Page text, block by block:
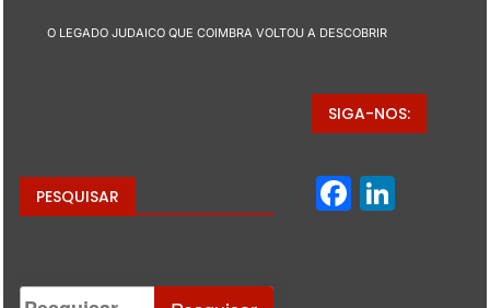
O LEGADO JUDAICO QUE COIMBRA VOLTOU A DESCOBRIR
PESQUISAR
SIGA-NOS: